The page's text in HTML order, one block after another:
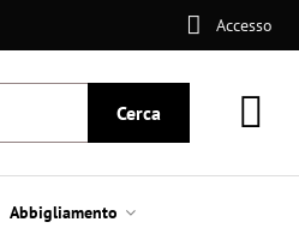
Accesso
Cerca
Abbigliamento